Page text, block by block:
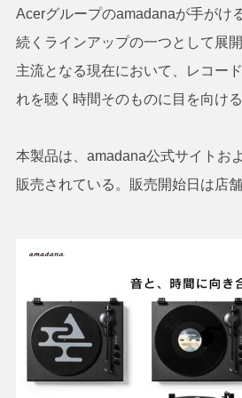
Acerグループのamadanaが手がけ
続くラインアップの一つとして展
主流となる現在において、レコー
れを聴く時間そのものに目を向け
本製品は、amadana公式サイトお
販売されている。販売開始日は店